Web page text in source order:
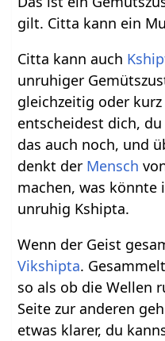
gilt. Citta kann ein
Citta kann auch
unruhiger
gleichzeitig oder
entscheidest dich,
das auch noch, und
denkt der Mensch
machen, was könnte
unruhig Kshipta.
Wenn der Geist
Vikshipta.
so als ob die Wellen
Seite zur anderen
etwas klarer, du